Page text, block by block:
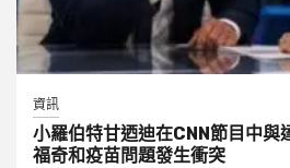
資訊
小羅伯特甘迺迪在CNN節目中與
福奇和疫苗問題發生衝突